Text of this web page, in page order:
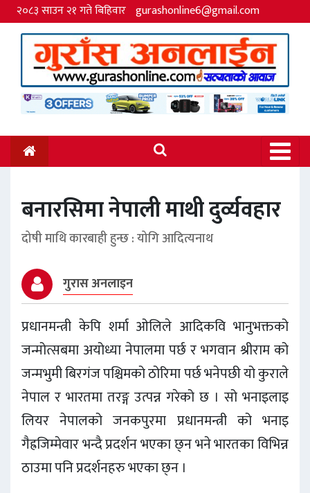
२०८३ साउन २१ गते बिहिवार gurashonline6@gmail.com
बनारसिमा नेपाली माथी दुर्व्यवहार
दोषी माथि कारबाही हुन्छ : योगि आदित्यनाथ
गुरास अनलाइन
प्रधानमन्त्री केपि शर्मा ओलिले आदिकवि भानुभक्तको
जन्मोत्सबमा अयोध्या नेपालमा पर्छ र भगवान श्रीराम को
जन्मभुमी बिरगंज पश्चिमको ठोरिमा पर्छ भनेपछी यो कुराले
नेपाल र भारतमा तरङ्ग उत्पन्न गरेको छ । सो भनाइलाइ
लियर नेपालको जनकपुरमा प्रधानमन्त्री को भनाइ
गैह्रजिम्मेवार भन्दै प्रदर्शन भएका छ्न भने भारतका विभिन्न
ठाउमा पनि प्रदर्शनहरु भएका छ्न ।